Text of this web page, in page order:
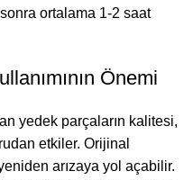
ortalama 1-2 saat
Önemi
yedek parçaların kalitesi,
etkiler. Orijinal
arızaya yol açabilir.